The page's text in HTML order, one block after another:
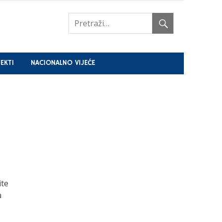
NACIONALNO VIJEĆE